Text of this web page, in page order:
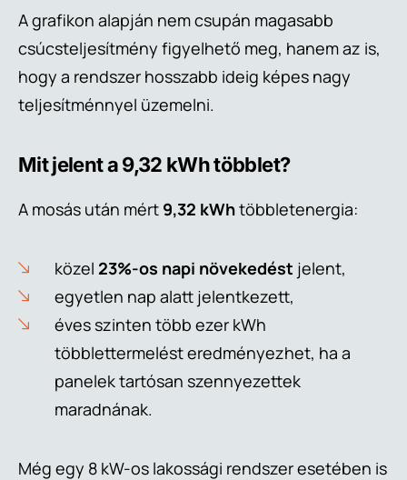
A grafikon alapján nem csupán magasabb
csúcsteljesítmény figyelhető meg, hanem az is,
hogy a rendszer hosszabb ideig képes nagy
teljesítménnyel üzemelni.
Mit jelent a 9,32 kWh többlet?
A mosás után mért 9,32 kWhtöbbletenergia:
közel 23%-os napi növekedést jelent,
egyetlen nap alatt jelentkezett,
éves szinten több ezer kWh
többlettermelést eredményezhet, ha a
panelek tartósan szennyezettek
maradnának.
Még egy 8 kW-os lakossági rendszer esetében is